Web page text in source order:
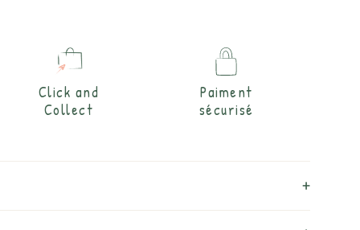
Click and
Collect
Paiment
sécurisé